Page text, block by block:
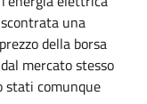
una
della borsa
mercato stesso
stati comunque